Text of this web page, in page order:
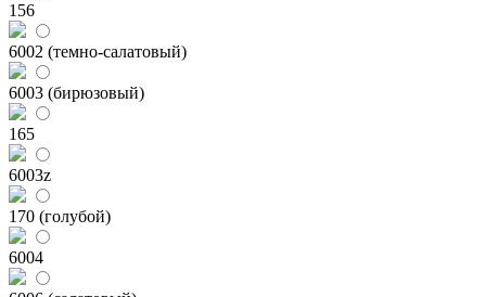
156
6002 (темно-салатовый)
6003 (бирюзовый)
165
6003z
170 (голубой)
6004